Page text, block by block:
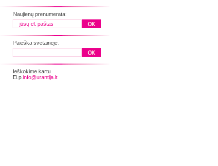
Naujienų prenumerata:
Paieška svetainėje:
Ieškokime kartu
El.p. info@urantija.lt